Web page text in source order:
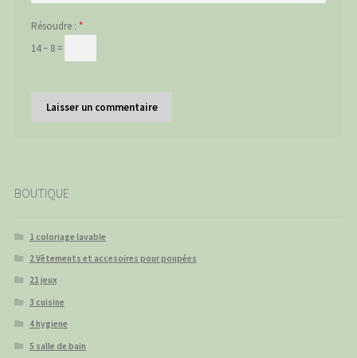
Résoudre : *
14 − 8 =
BOUTIQUE
1 coloriage lavable
2 Vêtements et accesoires pour poupées
21 jeux
3 cuisine
4 hygiene
5 salle de bain